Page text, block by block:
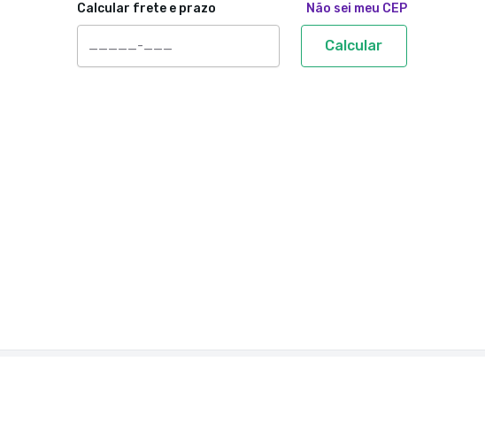
Calcular frete e prazo Não sei meu CEP
Calcular